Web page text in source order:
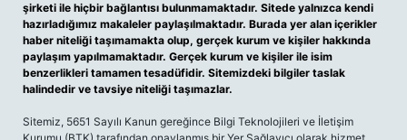
şirketi ile hiçbir bağlantısı bulunmamaktadır. Sitede yalnızca kendi
hazırladığımız makaleler paylaşılmaktadır. Burada yer alan içerikler
haber niteliği taşımamakta olup, gerçek kurum ve kişiler hakkında
paylaşım yapılmamaktadır. Gerçek kurum ve kişiler ile isim
benzerlikleri tamamen tesadüfidir. Sitemizdeki bilgiler taslak
halindedir ve tavsiye niteliği taşımazlar.
Sitemiz, 5651 Sayılı Kanun gereğince Bilgi Teknolojileri ve İletişim